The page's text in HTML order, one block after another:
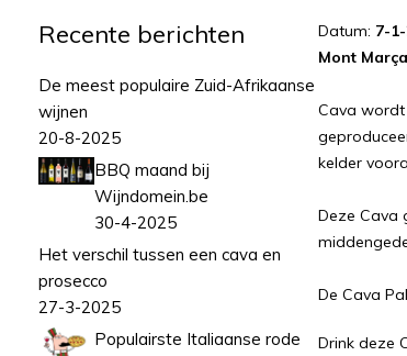
Recente berichten
De meest populaire Zuid-Afrikaanse
wijnen
20-8-2025
BBQ maand bij
Wijndomein.be
30-4-2025
Het verschil tussen een cava en
prosecco
27-3-2025
Populairste Italiaanse rode
Datum: 7-
Mont
Cava wordt
kelder
Deze Cava
De Cava
Drink deze